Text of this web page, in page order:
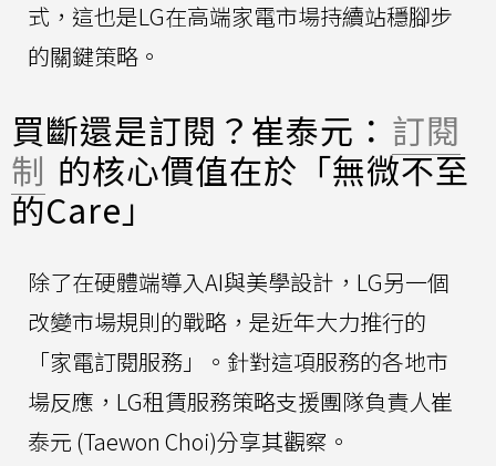
式，這也是LG在高端家電市場持續站穩腳步
的關鍵策略。
買斷還是訂閱？崔泰元： 訂閱
制 的核心價值在於「無微不至
的Care」
除了在硬體端導入AI與美學設計，LG另一個
改變市場規則的戰略，是近年大力推行的
「家電訂閱服務」。針對這項服務的各地市
場反應，LG租賃服務策略支援團隊負責人崔
泰元 (Taewon Choi)分享其觀察。